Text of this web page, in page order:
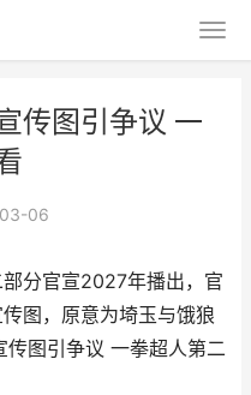
传图引争议 一
06
分官宣2027年播出，官
图，原意为埼玉与饿狼
传图引争议 一拳超人第二